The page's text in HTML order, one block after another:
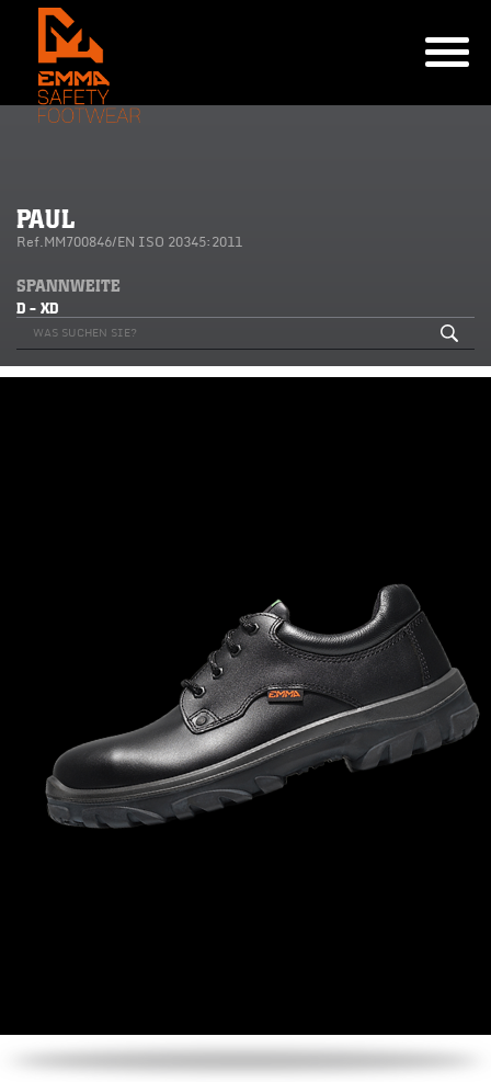
PAUL
Ref.MM700846/EN ISO 20345:2011
SPANNWEITE
D - XD